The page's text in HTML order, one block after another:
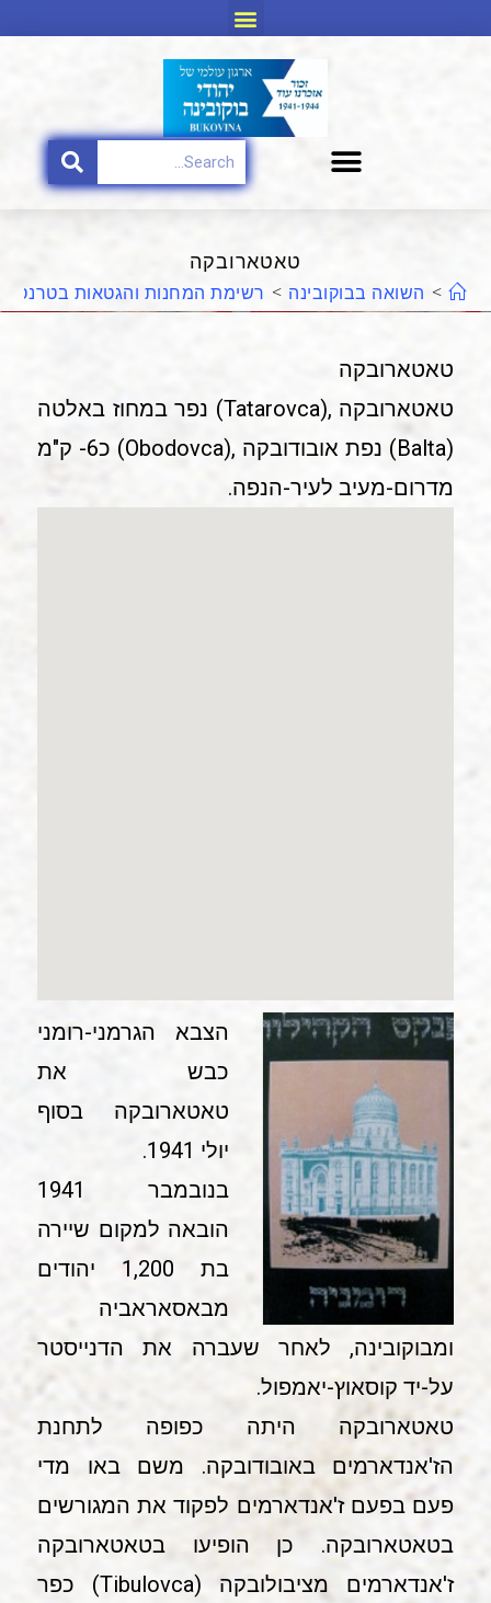
טאטארובקה
> השואה בבוקובינה > רשימת המחנות והגטאות
טאטארובקה
טאטארובקה ,(Tatarovca) נפר במחוז באלטה
(Balta) נפת אובודובקה ,(Obodovca) כ6- ק"מ
מדרום-מעיב לעיר-הנפה.
הצבא הגרמני-רומני
כבש את
טאטארובקה בסוף
יולי 1941.
בנובמבר 1941
הובאה למקום שיירה
בת 1,200 יהודים
מבאסאראביה
ומבוקובינה, לאחר שעברה את הדנייסטר
על-יד קוסאוץ-יאמפול.
טאטארובקה היתה כפופה לתחנת
הז'אנדארמים באובודובקה. משם באו מדי
פעם בפעם ז'אנדארמים לפקוד את המגורשים
בטאטארובקה. כן הופיעו בטאטארובקה
ז'אנדארמים מציבולובקה (Tibulovca) כפר